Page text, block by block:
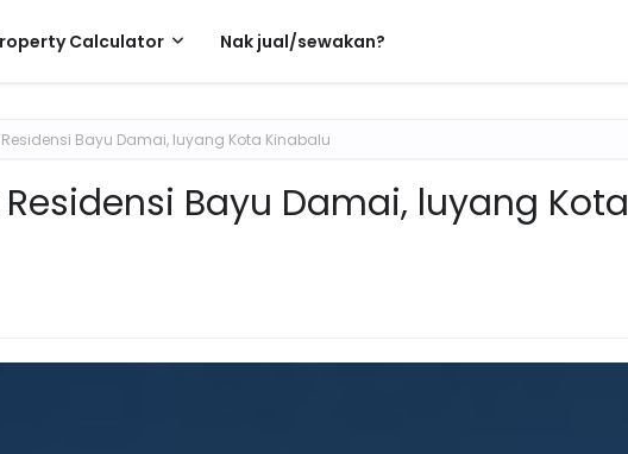
Calculator Nak jual/sewakan?
Bayu Damai, luyang Kota Kinabalu
Bayu Damai, luyang Kota